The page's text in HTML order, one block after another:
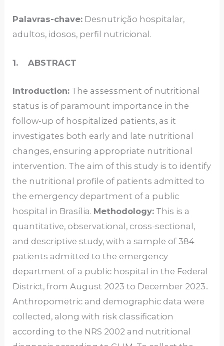
Palavras-chave: Desnutrição hospitalar,
adultos, idosos, perfil nutricional.
1. ABSTRACT
Introduction: The assessment of nutritional
status is of paramount importance in the
follow-up of hospitalized patients, as it
investigates both early and late nutritional
changes, ensuring appropriate nutritional
intervention. The aim of this study is to identify
the nutritional profile of patients admitted to
the emergency department of a public
hospital in Brasília. Methodology: This is a
quantitative, observational, cross-sectional,
and descriptive study, with a sample of 384
patients admitted to the emergency
department of a public hospital in the Federal
District, from August 2023 to December 2023..
Anthropometric and demographic data were
collected, along with risk classification
according to the NRS 2002 and nutritional